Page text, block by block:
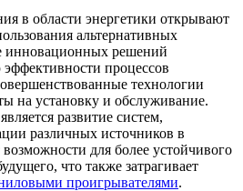
в области энергетики открывают
альтернативных
инновационных решений
процессов
технологии
на установку и обслуживание.
развитие систем,
различных источников в
для более устойчивого
что также затрагивает
проигрывателями.